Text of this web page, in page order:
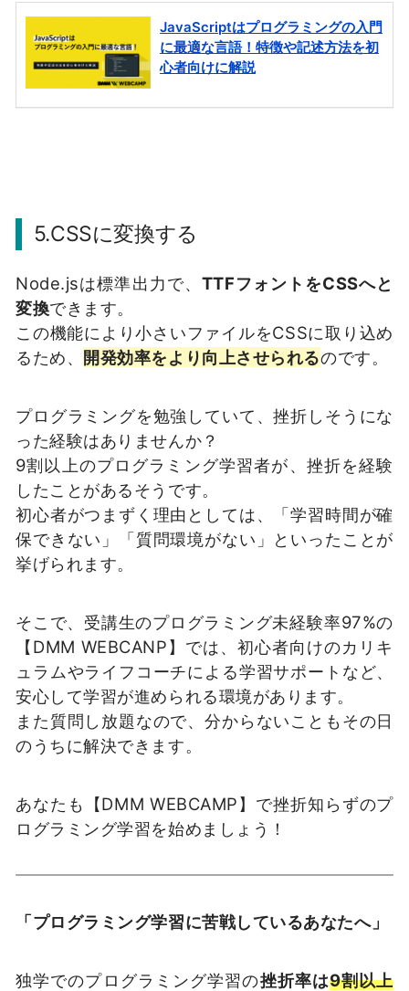
5.CSSに変換する
Node.jsは標準出力で、 TTFフォントをCSSへと
変換できます。
この機能により小さいファイルをCSSに取り込め
るため、 開発効率をより向上させられるのです。
プログラミングを勉強していて、挫折しそうにな
った経験はありませんか？
9割以上のプログラミング学習者が、挫折を経験
したことがあるそうです。
初心者がつまずく理由としては、「学習時間が確
保できない」「質問環境がない」といったことが
挙げられます。
そこで、受講生のプログラミング未経験率97%の
【DMM WEBCANP】では、初心者向けのカリキ
ュラムやライフコーチによる学習サポートなど、
安心して学習が進められる環境があります。
また質問し放題なので、分からないこともその日
のうちに解決できます。
あなたも【DMM WEBCAMP】で挫折知らずのプ
ログラミング学習を始めましょう！
「プログラミング学習に苦戦しているあなたへ」
独学でのプログラミング学習の挫折率は9割以上